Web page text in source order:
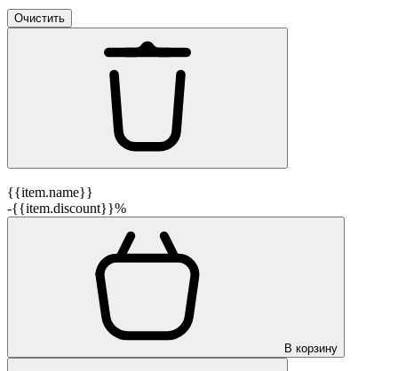
Очистить
{{item.name}}
-{{item.discount}}%
В корзину